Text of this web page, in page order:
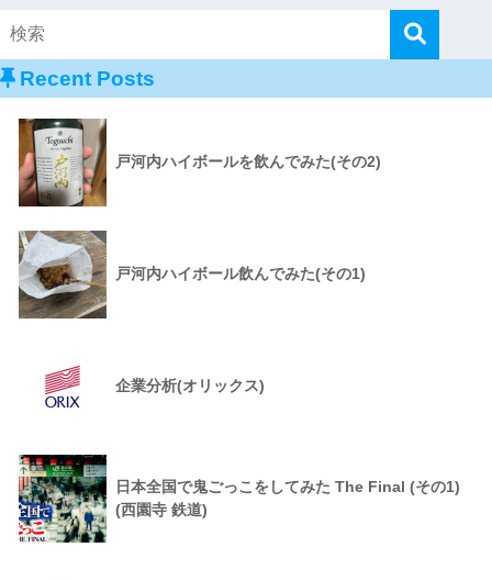
Recent Posts
戸河内ハイボールを飲んでみた(その2)
戸河内ハイボール飲んでみた(その1)
企業分析(オリックス)
日本全国で鬼ごっこをしてみた The Final (その1)
(西園寺 鉄道)